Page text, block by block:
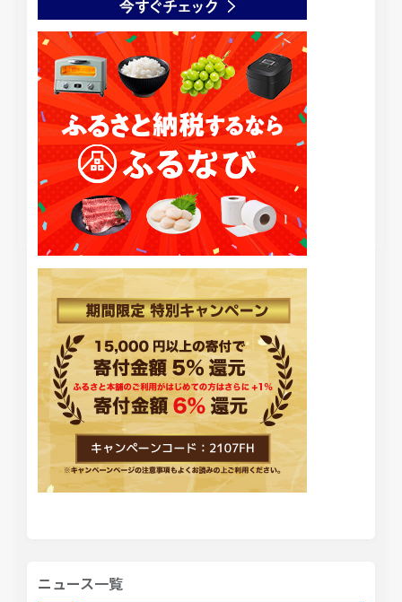
ニュース一覧